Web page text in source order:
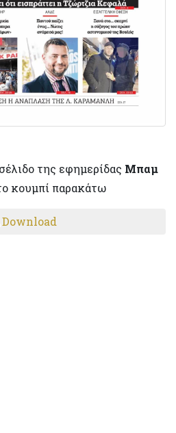
της εφημερίδας Μπαμ
κουμπί παρακάτω
Download